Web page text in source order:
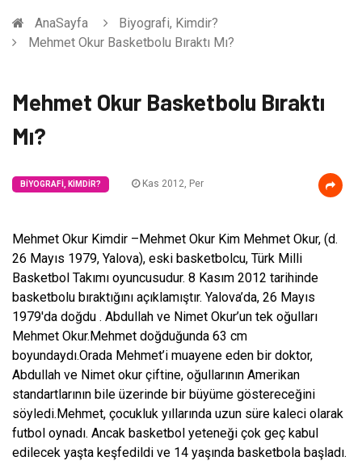
AnaSayfa
Biyografi, Kimdir?
Mehmet Okur Basketbolu Bıraktı Mı?
Mehmet Okur Basketbolu Bıraktı
Mı?
BIYOGRAFI, KIMDIR? Kas 2012, Per
Mehmet Okur Kimdir –Mehmet Okur Kim Mehmet Okur, (d.
26 Mayıs 1979, Yalova), eski basketbolcu, Türk Milli
Basketbol Takımı oyuncusudur. 8 Kasım 2012 tarihinde
basketbolu bıraktığını açıklamıştır. Yalova’da, 26 Mayıs
1979′da doğdu . Abdullah ve Nimet Okur’un tek oğulları
Mehmet Okur.Mehmet doğduğunda 63 cm
boyundaydı.Orada Mehmet’i muayene eden bir doktor,
Abdullah ve Nimet okur çiftine, oğullarının Amerikan
standartlarının bile üzerinde bir büyüme göstereceğini
söyledi.Mehmet, çocukluk yıllarında uzun süre kaleci olarak
futbol oynadı. Ancak basketbol yeteneği çok geç kabul
edilecek yaşta keşfedildi ve 14 yaşında basketbola başladı.